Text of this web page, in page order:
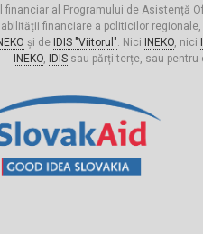
al Programului de Asistență
financiare a politicilor
și de IDIS "Viitorul". Nici INEKO, nici
INEKO, IDISsau părți terțe, sau pentru